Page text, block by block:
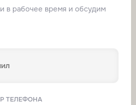
в рабочее время и обсудим
ТЕЛЕФОНА